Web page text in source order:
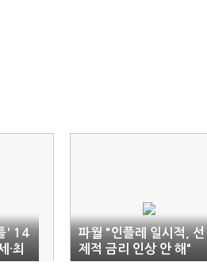
' 14
·최
파월 "인플레 일시적, 선
제적 금리 인상 안 해"